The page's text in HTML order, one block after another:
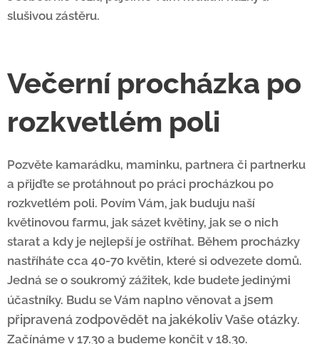
slušivou zástěru.
Večerní procházka po
rozkvetlém poli
Pozvěte kamarádku, maminku, partnera či partnerku
a přijďte se protáhnout po práci procházkou po
rozkvetlém poli. Povím Vám, jak buduju naší
květinovou farmu, jak sázet květiny, jak se o nich
starat a kdy je nejlepší je ostříhat. Během procházky
nastříháte cca 40-70 květin, které si odvezete domů.
Jedná se o soukromý zážitek, kde budete jedinými
účastníky. Budu se Vám naplno věnovat a jsem
připravená zodpovědět na jakékoliv Vaše otázky.
Začínáme v 17.30 a budeme končit v 18.30.